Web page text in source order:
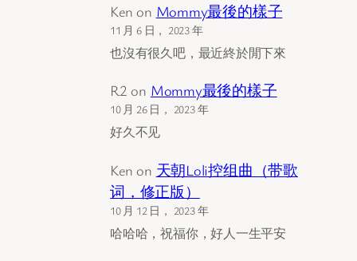
Ken on Mommy最後的樣子
11 月 6 日， 2023 年
也沒有很久吧，最近終於閒下來
R2 on Mommy最後的樣子
10 月 26 日， 2023 年
好久不见
Ken on 天朝Loli控组曲（带歌
词，修正版）
10 月 12 日， 2023 年
哈哈哈，祝福你，好人一生平安